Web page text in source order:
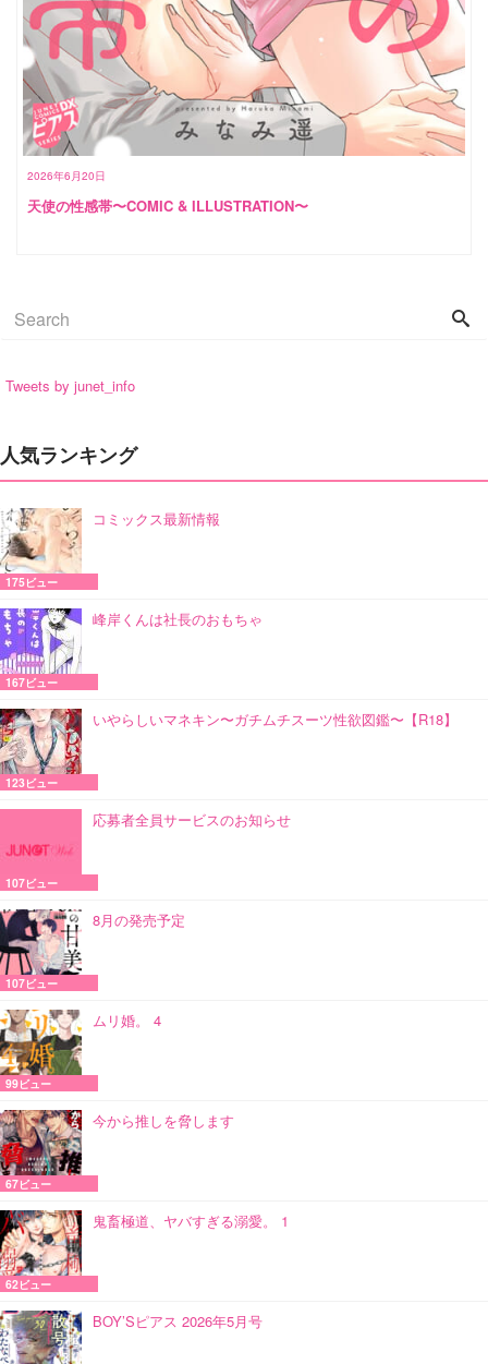
2026年6月20日
天使の性感帯〜COMIC & ILLUSTRATION〜
Tweets by junet_info
人気ランキング
コミックス最新情報
175ビュー
峰岸くんは社長のおもちゃ
167ビュー
いやらしいマネキン〜ガチムチスーツ性欲図鑑〜【R18】
123ビュー
応募者全員サービスのお知らせ
107ビュー
8月の発売予定
107ビュー
ムリ婚。 4
99ビュー
今から推しを脅します
67ビュー
鬼畜極道、ヤバすぎる溺愛。 1
62ビュー
BOY’Sピアス 2026年5月号